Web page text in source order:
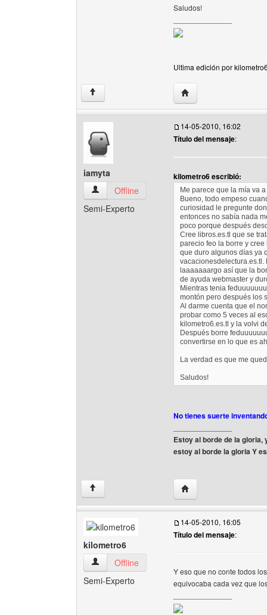
Saludos!
Ultima edición por
↑ Visitar sitio web del
iamyta
iamyta Ver perfil del usuario
Offline
Semi-Experto
14-05-2010, 16:02
Título del mensaje:
kilometro6 escribió:
Me parece que la mía va
Bueno, todo empeso
curiosidad le pregunte
entonces no sabía nada
poco porque después
Cree libros.es.tl que se
parecio feo la borre y
que duro algunos días ya
vacacionesdelectura.es.tl.
laaaaaaargo así que la
de ayuda webmaster y
Mientras tenia
montón pero después los
Al darme cuenta que el
probar como 5 veces al
kilometro6.es.tl y la volvi
Después borre
convertirse en lo que es
La verdad es que me
Saludos!
No tienes suerte
Estoy al borde de la
estoy al borde la gloria Y
↑ Visitar sitio web del
kilometro6
kilometro6 Ver perfil del usuario
Offline
Semi-Experto
14-05-2010, 16:05
Título del mensaje:
Y eso que no conte todos
equivocaba cada vez que